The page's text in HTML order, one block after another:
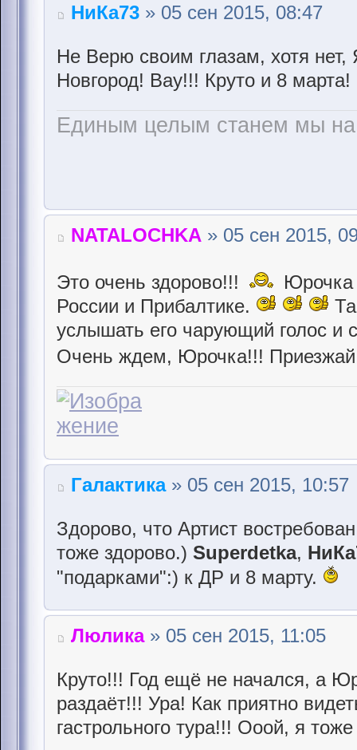
НиКа73 » 05 сен 2015, 08:47
Не Верю своим глазам, хотя
Новгород! Вау!!! Круто и 8 марта!
Единым целым станем мы на
NATALOCHKA » 05 сен 2015,
Это очень здорово!!!
Юрочка
России и Прибалтике.
услышать его чарующий голос
Очень ждем, Юрочка!!!
Галактика» 05 сен 2015, 10:57
Здорово, что Артист
тоже здорово.) Superdetka,
"подарками":) к ДР и 8 марту.
Люлика» 05 сен 2015, 11:05
Круто!!! Год ещё не начался, а
раздаёт!!! Ура! Как приятно
гастрольного тура!!! Ооой, я